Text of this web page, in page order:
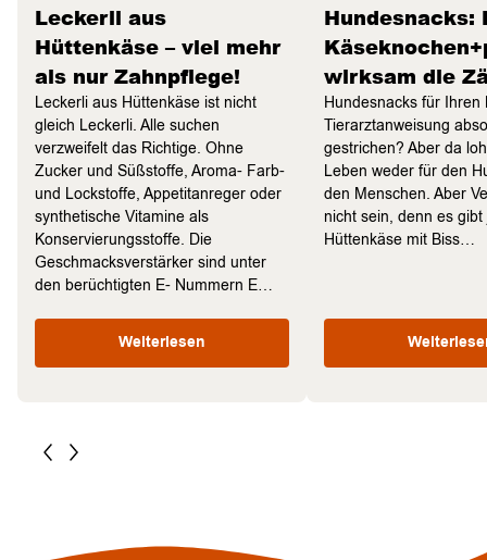
Leckerli aus
Hüttenkäse – viel mehr
als nur Zahnpflege!
Leckerli aus Hüttenkäse ist nicht
gleich Leckerli. Alle suchen
verzweifelt das Richtige. Ohne
Zucker und Süßstoffe, Aroma- Farb-
und Lockstoffe, Appetitanreger oder
synthetische Vitamine als
Konservierungsstoffe. Die
Geschmacksverstärker sind unter
den berüchtigten E- Nummern E…
Weiterlesen
Hundesnacks:
wirksam die
Hundesnacks für Ihren
Tierarztanweisung
gestrichen? Aber da
Leben weder für den
den Menschen. Aber
nicht sein, denn es gibt
Hüttenkäse mit Biss…